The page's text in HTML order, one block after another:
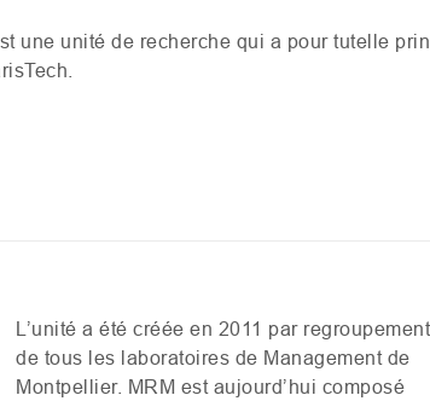
une unité de recherche qui a pour tutelle
L’unité a été créée en 2011 par regroupement
de tous les laboratoires de Management de
Montpellier. MRM est aujourd’hui composé